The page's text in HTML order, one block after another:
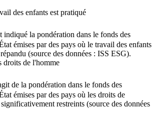
des enfants est pratiqué
indiqué la pondération dans le fonds des
émises par des pays où le travail des enfants
(source des données : ISS ESG).
droits de l'homme
de la pondération dans le fonds des
émises par des pays où les droits de
restreints (source des données